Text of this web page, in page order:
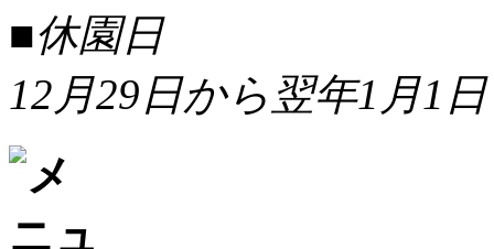
■休園日
12月29日から翌年1月1日